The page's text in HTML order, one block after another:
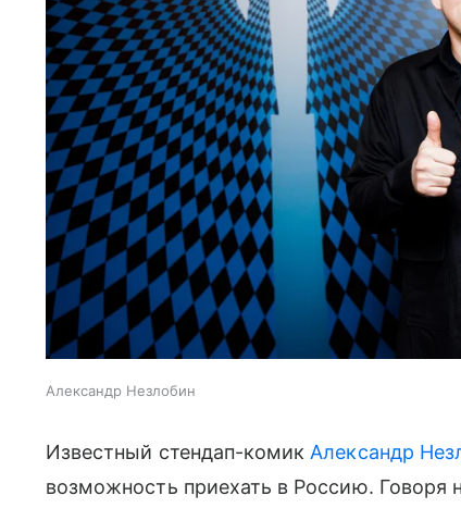
Александр Незлобин
Известный стендап-комик Александр
возможность приехать в Россию. Говоря